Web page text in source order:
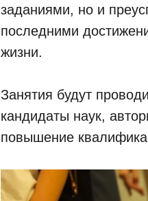
заданиями, но и
последними
жизни.
Занятия будут
кандидаты наук,
повышение